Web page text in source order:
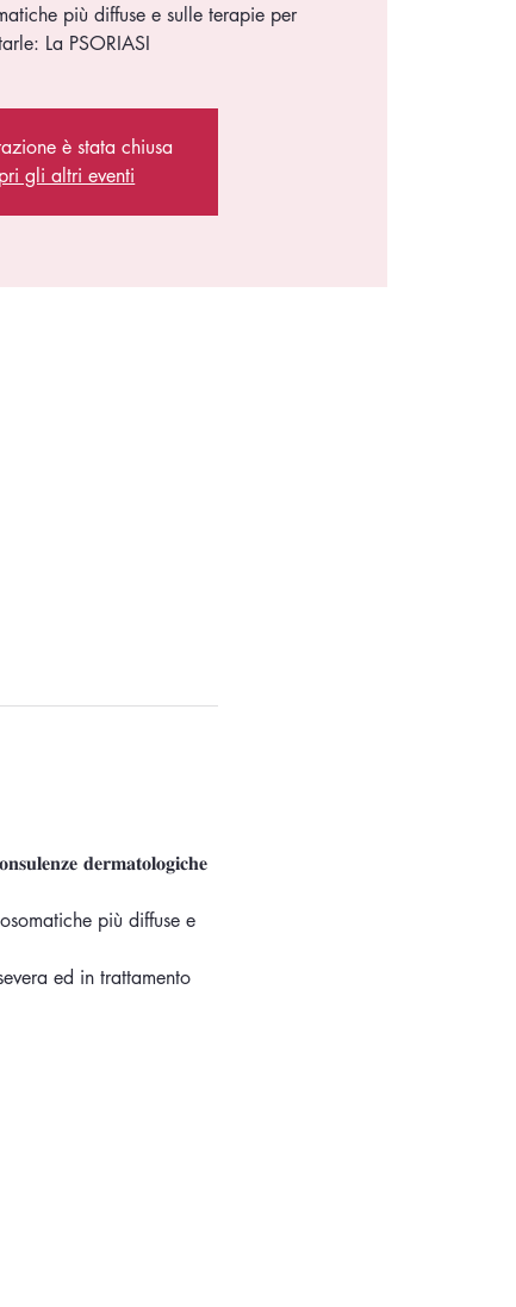
più diffuse e sulle terapie per
è stata chiusa
gli altri eventi
𝐝𝐞𝐫𝐦𝐚𝐭𝐨𝐥𝐨𝐠𝐢𝐜𝐡𝐞
più diffuse e
ed in trattamento